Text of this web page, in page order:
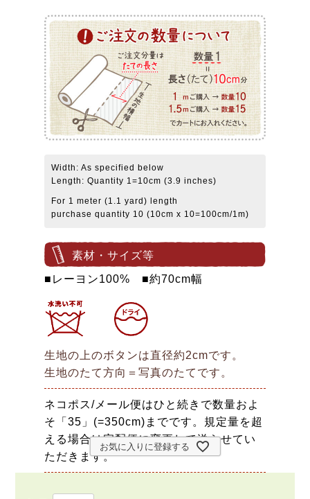
Width: As specified below
Length: Quantity 1=10cm (3.9 inches)
For 1 meter (1.1 yard) length
purchase quantity 10 (10cm x 10=100cm/1m)
素材・サイズ等
■レーヨン100% ■約70cm幅
生地の上のボタンは直径約2cmです。
生地のたて方向＝写真のたてです。
ネコポス/メール便はひと続きで数量およ
そ「35」(=350cm)までです。規定量を超
える場合は宅配便に変更して送らせてい
ただきます。
お気に入りに登録する